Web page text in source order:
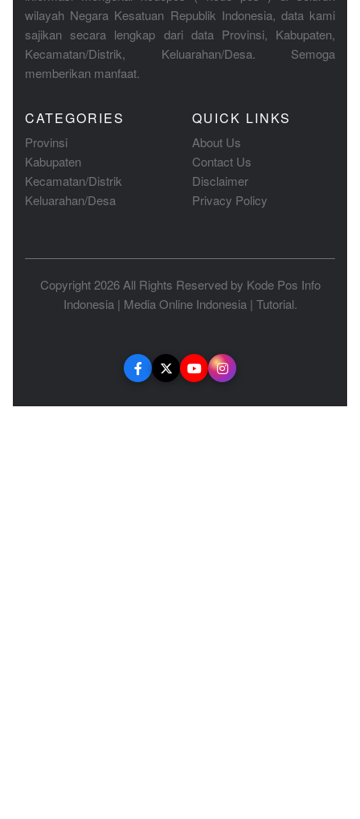
wilayah Negara Kesatuan Republik Indonesia, data kami
sajikan secara lengkap dari data Provinsi, Kabupaten,
Kecamatan/Distrik, Keluarahan/Desa. Semoga
memberikan manfaat.
CATEGORIES
Provinsi
Kabupaten
Kecamatan/Distrik
Keluarahan/Desa
QUICK LINKS
About Us
Contact Us
Disclaimer
Privacy Policy
Copyright 2026 All Rights Reserved by Kode Pos Info
Indonesia| Media Online Indonesia| Tutorial.